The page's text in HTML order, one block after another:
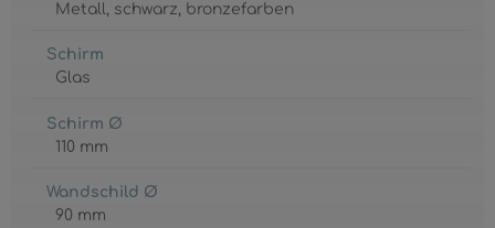
Metall, schwarz, bronzefarben
Schirm
Glas
Schirm Ø
110 mm
Wandschild Ø
90 mm